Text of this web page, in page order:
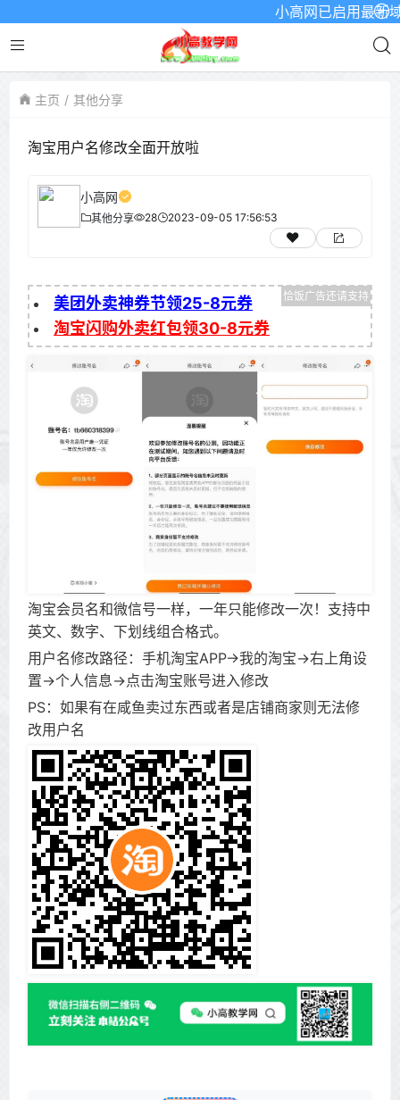
小高网已启用最新域
主页 其他分享
淘宝用户名修改全面开放啦
小高网
其他分享 28 2023-09-05 17:56:53
美团外卖神券节领25-8元券
淘宝闪购外卖红包领30-8元券
淘宝会员名和微信号一样，一年只能修改一次！支持中
英文、数字、下划线组合格式。
用户名修改路径：手机淘宝APP->我的淘宝->右上角设
置->个人信息->点击淘宝账号进入修改
PS：如果有在咸鱼卖过东西或者是店铺商家则无法修
改用户名